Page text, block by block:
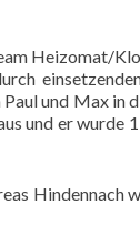
Heizomat/
und Max in
und er
Hindennach